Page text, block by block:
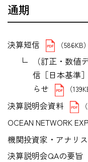
通期
決算短信 （586KB）
（訂正・数
信［日本基準
らせ
（
決算説明会資料
OCEAN NETWORK
機関投資家・アナリ
決算説明会QAの要旨